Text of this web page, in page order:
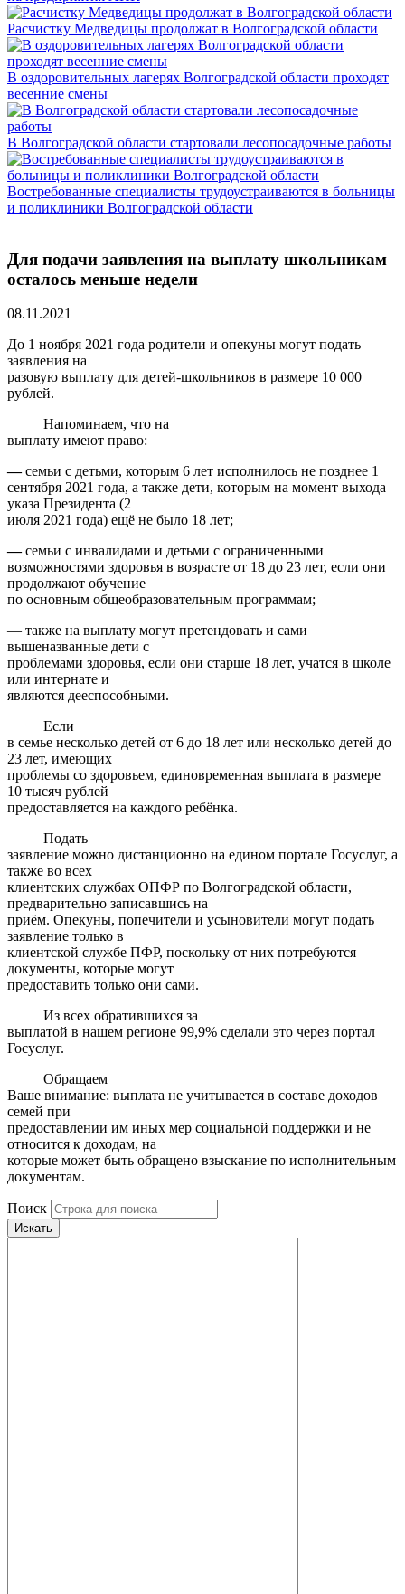
Расчистку Медведицы продолжат в Волгоградской области
В оздоровительных лагерях Волгоградской области проходят
весенние смены
В Волгоградской области стартовали лесопосадочные работы
Востребованные специалисты трудоустраиваются в больницы
и поликлиники Волгоградской области
Для подачи заявления на выплату школьникам
осталось меньше недели
08.11.2021
До 1 ноября 2021 года родители и опекуны могут подать
заявления на
разовую выплату для детей-школьников в размере 10 000
рублей.
Напоминаем, что на
выплату имеют право:
—семьи с детьми, которым 6 лет исполнилось не позднее 1
сентября 2021 года, а также дети, которым на момент выхода
указа Президента (2
июля 2021 года) ещё не было 18 лет;
—семьи с инвалидами и детьми с ограниченными
возможностями здоровья в возрасте от 18 до 23 лет, если они
продолжают обучение
по основным общеобразовательным программам;
— также на выплату могут претендовать и сами
вышеназванные дети с
проблемами здоровья, если они старше 18 лет, учатся в школе
или интернате и
являются дееспособными.
Если
в семье несколько детей от 6 до 18 лет или несколько детей до
23 лет, имеющих
проблемы со здоровьем, единовременная выплата в размере
10 тысяч рублей
предоставляется на каждого ребёнка.
Подать
заявление можно дистанционно на едином портале Госуслуг, а
также во всех
клиентских службах ОПФР по Волгоградской области,
предварительно записавшись на
приём. Опекуны, попечители и усыновители могут подать
заявление только в
клиентской службе ПФР, поскольку от них потребуются
документы, которые могут
предоставить только они сами.
Из всех обратившихся за
выплатой в нашем регионе 99,9% сделали это через портал
Госуслуг.
Обращаем
Ваше внимание: выплата не учитывается в составе доходов
семей при
предоставлении им иных мер социальной поддержки и не
относится к доходам, на
которые может быть обращено взыскание по исполнительным
документам.
Поиск
Искать